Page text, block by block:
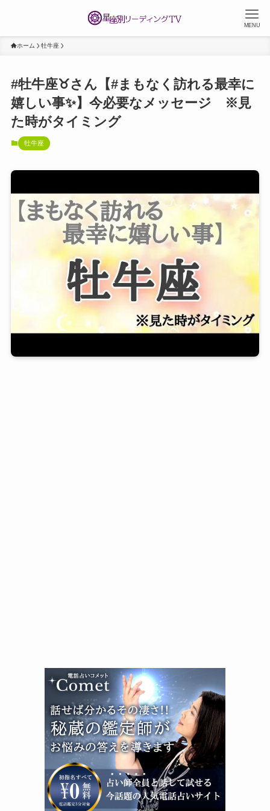
MENU
ホーム 牡牛座
#牡牛座♉️さん【#まもなく訪れる最幸に
嬉しい事✨】今必要なメッセージ ※見
た時がタイミング
牡牛座